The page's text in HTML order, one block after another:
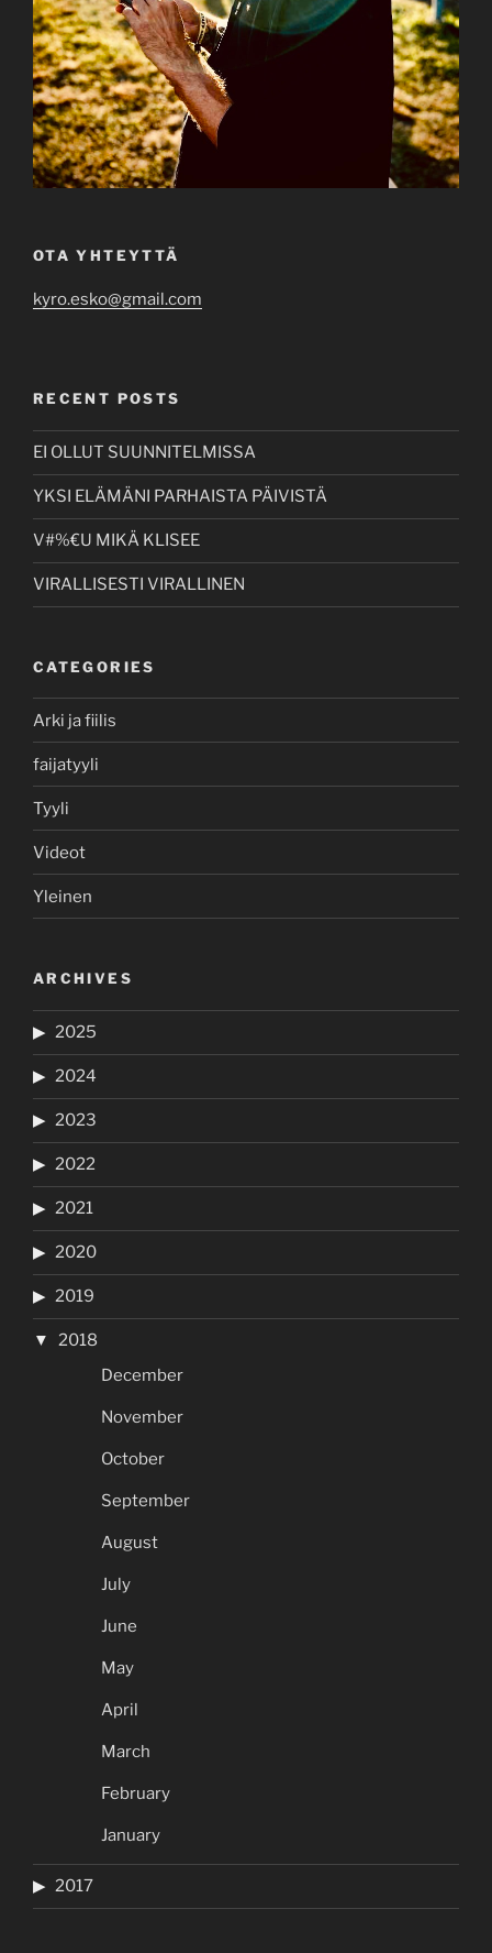
OTA YHTEYTTÄ
kyro.esko@gmail.com
RECENT POSTS
EI OLLUT SUUNNITELMISSA
YKSI ELÄMÄNI PARHAISTA PÄIVISTÄ
V#%€U MIKÄ KLISEE
VIRALLISESTI VIRALLINEN
CATEGORIES
Arki ja fiilis
faijatyyli
Tyyli
Videot
Yleinen
ARCHIVES
2025
2024
2023
2022
2021
2020
2019
2018
December
November
October
September
August
July
June
May
April
March
February
January
2017